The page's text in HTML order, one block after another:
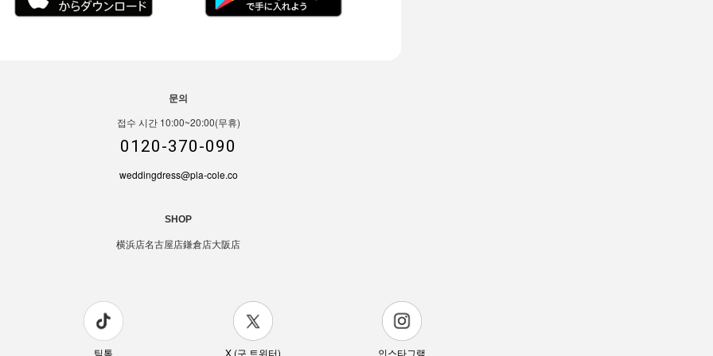
문의
접수 시간 10:00~20:00(무휴)
0120-370-090
weddingdress@pla-cole.co
SHOP
横浜店名古屋店鎌倉店大阪店
틱톡 X (구 트위터) 인스타그램